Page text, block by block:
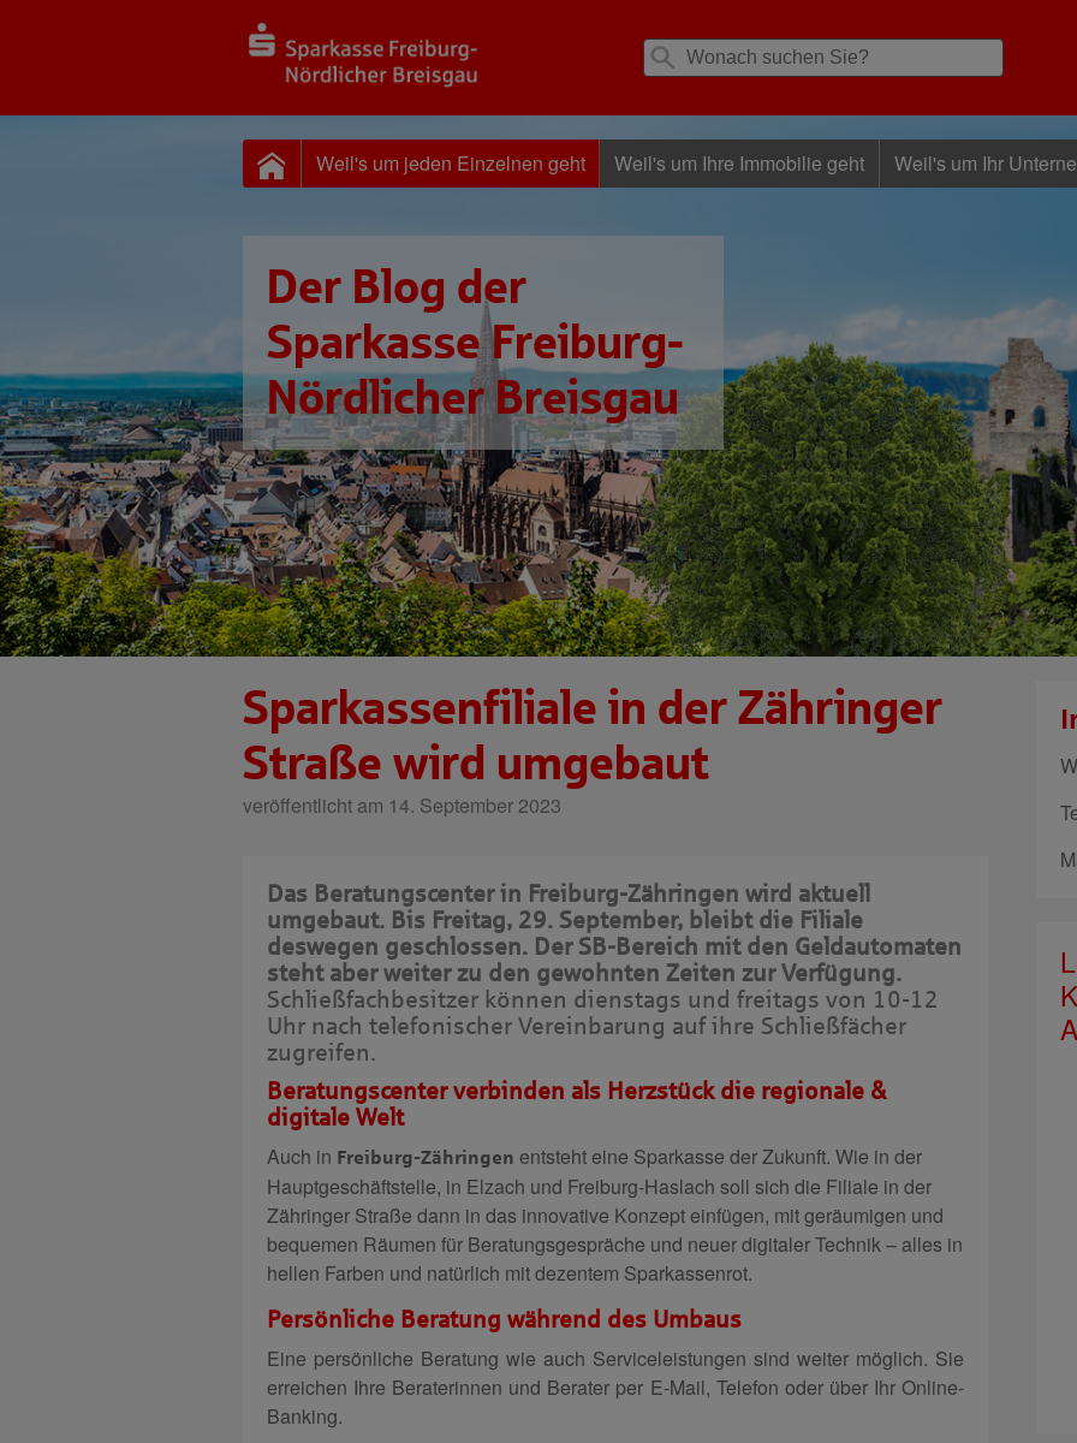
Weil's um jeden Einzelnen geht Weil's um Ihre Immobilie geht Weil's um Ihr
Der Blog der
Sparkasse Freiburg-
Nördlicher Breisgau
Sparkassenfiliale in der Zähringer
Straße wird umgebaut
veröffentlicht am 14. September 2023
Das Beratungscenter in Freiburg-Zähringen wird aktuell
umgebaut. Bis Freitag, 29. September, bleibt die Filiale
deswegen geschlossen. Der SB-Bereich mit den Geldautomaten
steht aber weiter zu den gewohnten Zeiten zur Verfügung.
Schließfachbesitzer können dienstags und freitags von 10-12
Uhr nach telefonischer Vereinbarung auf ihre Schließfächer
zugreifen.
Beratungscenter verbinden als Herzstück die regionale &
digitale Welt
Auch in Freiburg-Zähringen entsteht eine Sparkasse der Zukunft. Wie in der
Hauptgeschäftstelle, in Elzach und Freiburg-Haslach soll sich die Filiale in der
Zähringer Straße dann in das innovative Konzept einfügen, mit geräumigen und
bequemen Räumen für Beratungsgespräche und neuer digitaler Technik – alles in
hellen Farben und natürlich mit dezentem Sparkassenrot.
Persönliche Beratung während des Umbaus
Eine persönliche Beratung wie auch Serviceleistungen sind weiter möglich. Sie
erreichen Ihre Beraterinnen und Berater per E-Mail, Telefon oder über Ihr Online-
Banking.